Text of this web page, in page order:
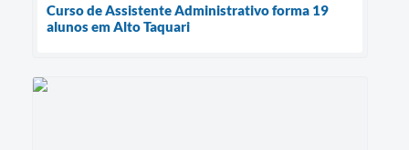
Curso de Assistente Administrativo forma 19
alunos em Alto Taquari